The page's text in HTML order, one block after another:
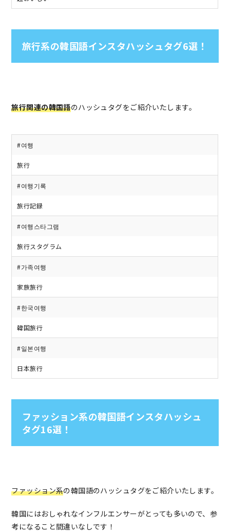
旅行系の韓国語インスタハッシュタグ6選！
旅行関連の韓国語のハッシュタグをご紹介いたします。
#여행
旅行
#여행기록
旅行記録
#여행스타그램
旅行スタグラム
#가족여행
家族旅行
#한국여행
韓国旅行
#일본여행
日本旅行
ファッション系の韓国語インスタハッシュ
タグ16選！
ファッション系の韓国語のハッシュタグをご紹介いたします。
韓国にはおしゃれなインフルエンサーがとっても多いので、参
考になること間違いなしです！